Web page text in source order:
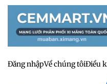
Đăng nhậpVề chúng tôiĐiều